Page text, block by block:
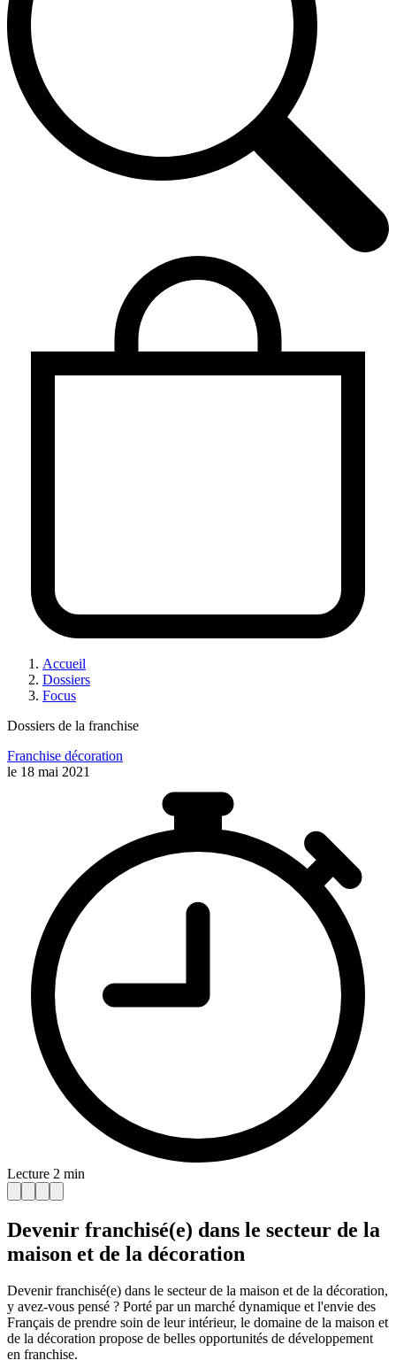
Accueil
Dossiers
Focus
Dossiers de la franchise
Franchise décoration
le 18 mai 2021
Lecture 2 min
Devenir franchisé(e) dans le secteur de la
maison et de la décoration
Devenir franchisé(e) dans le secteur de la maison et de la décoration,
y avez-vous pensé ? Porté par un marché dynamique et l'envie des
Français de prendre soin de leur intérieur, le domaine de la maison et
de la décoration propose de belles opportunités de développement
en franchise.